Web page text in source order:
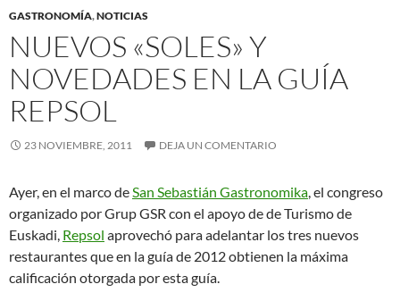
GASTRONOMÍA,NOTICIAS
NUEVOS «SOLES» Y
NOVEDADES EN LA GUÍA
REPSOL
23 NOVIEMBRE, 2011 DEJA UN COMENTARIO
Ayer, en el marco deSan Sebastián Gastronomika, el congreso
organizado por Grup GSR con el apoyo de de Turismo de
Euskadi, Repsol aprovechó para adelantar los tres nuevos
restaurantes que en la guía de 2012 obtienen la máxima
calificación otorgada por esta guía.